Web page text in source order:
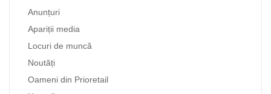
Anunțuri
Apariții media
Locuri de muncă
Noutăți
Oameni din Prioretail